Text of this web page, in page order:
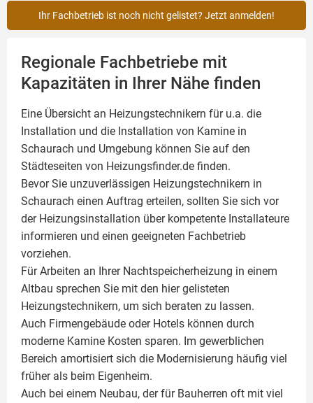
Ihr Fachbetrieb ist noch nicht gelistet? Jetzt anmelden!
Regionale Fachbetriebe mit
Kapazitäten in Ihrer Nähe finden
Eine Übersicht an Heizungstechnikern für u.a. die
Installation und die Installation von Kamine in
Schaurach und Umgebung können Sie auf den
Städteseiten von Heizungsfinder.de finden.
Bevor Sie unzuverlässigen Heizungstechnikern in
Schaurach einen Auftrag erteilen, sollten Sie sich vor
der Heizungsinstallation über kompetente Installateure
informieren und einen geeigneten Fachbetrieb
vorziehen.
Für Arbeiten an Ihrer Nachtspeicherheizung in einem
Altbau sprechen Sie mit den hier gelisteten
Heizungstechnikern, um sich beraten zu lassen.
Auch Firmengebäude oder Hotels können durch
moderne Kamine Kosten sparen. Im gewerblichen
Bereich amortisiert sich die Modernisierung häufig viel
früher als beim Eigenheim.
Auch bei einem Neubau, der für Bauherren oft mit viel